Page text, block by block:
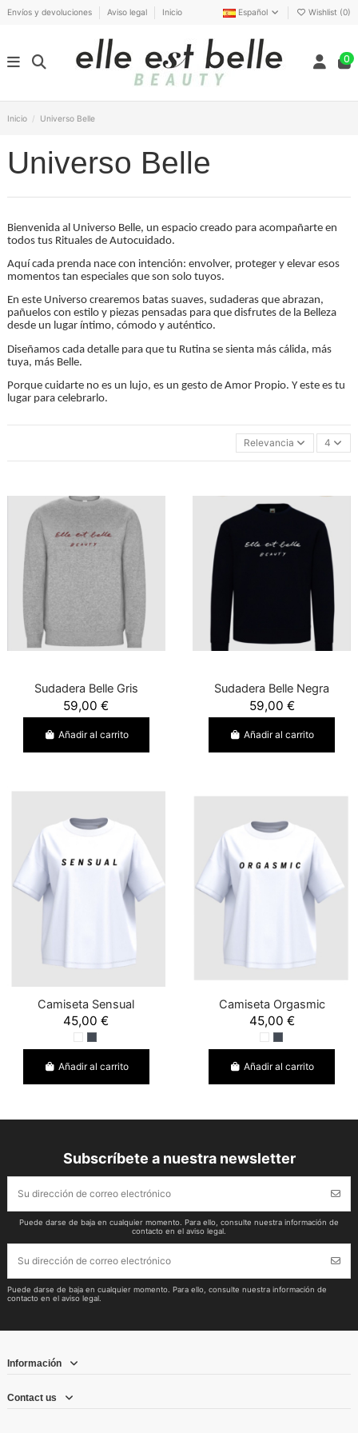
Envíos y devoluciones Aviso legal Inicio Español Wishlist (0)
0
Inicio Universo Belle
Universo Belle
Bienvenida al Universo Belle, un espacio creado para acompañarte en
todos tus Rituales de Autocuidado.
Aquí cada prenda nace con intención: envolver, proteger y elevar esos
momentos tan especiales que son solo tuyos.
En este Universo crearemos batas suaves, sudaderas que abrazan,
pañuelos con estilo y piezas pensadas para que disfrutes de la Belleza
desde un lugar íntimo, cómodo y auténtico.
Diseñamos cada detalle para que tu Rutina se sienta más cálida, más
tuya, más Belle.
Porque cuidarte no es un lujo, es un gesto de Amor Propio. Y este es tu
lugar para celebrarlo.
Relevancia 4
Sudadera Belle Gris
59,00 €
Añadir al carrito
Sudadera Belle Negra
59,00 €
Añadir al carrito
Camiseta Sensual
45,00 €
Añadir al carrito
Camiseta Orgasmic
45,00 €
Añadir al carrito
Subscríbete a nuestra newsletter
Puede darse de baja en cualquier momento. Para ello, consulte nuestra información de
contacto en el aviso legal.
Puede darse de baja en cualquier momento. Para ello, consulte nuestra información de
contacto en el aviso legal.
Información
Contact us